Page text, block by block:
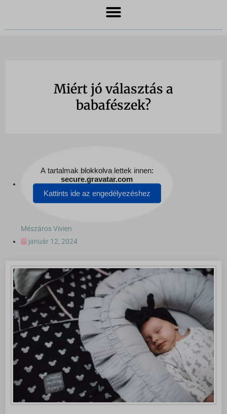
Miért jó választás a
babafészek?
Mészáros Vivien
január 12, 2024